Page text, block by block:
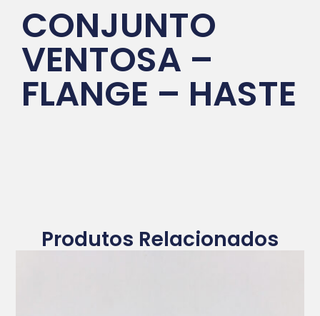
CONJUNTO
VENTOSA –
FLANGE – HASTE
Produtos Relacionados